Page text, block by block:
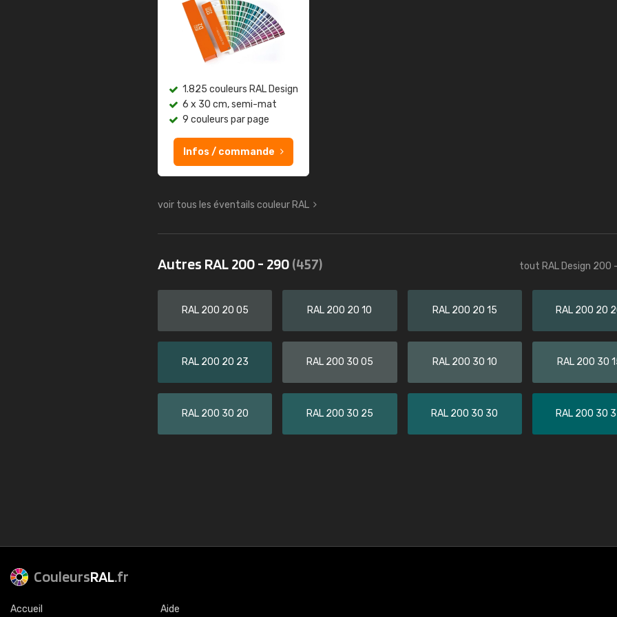
1.825 couleurs RAL Design
6 x 30 cm, semi-mat
9 couleurs par page
Infos / commande
voir tous les éventails couleur RAL
Autres RAL 200 - 290(457) tout RAL Design 200
RAL 200 20 05 RAL 200 20 10 RAL 200 20 15 RAL 200 20
RAL 200 20 23 RAL 200 30 05 RAL 200 30 10 RAL 200 30
RAL 200 30 20 RAL 200 30 25 RAL 200 30 30 RAL 200 30
CouleursRAL.fr
Accueil Aide